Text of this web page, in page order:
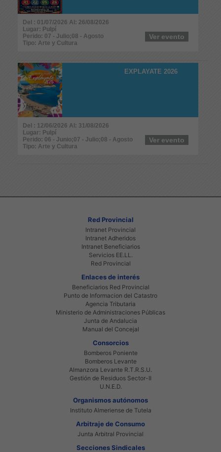
Del : 01/07/2026 Al: 26/08/2026
Lugar: Pulpí
Perido: 07 - Julio;08 - Agosto
Tipo: Arte y Cultura
Ver evento
EXPLAYATE 2026
Del : 12/06/2026 Al: 31/08/2026
Lugar: Pulpí
Perido: 06 - Junio;07 - Julio;08 - Agosto
Tipo: Arte y Cultura
Ver evento
Red Provincial
Intranet Provincial
Intranet Adheridos
Intranet Beneficiarios
Servicios EE.LL.
Red Provincial
Enlaces de interés
Beneficiarios Red Provincial
Punto de Informacion del Catastro
Agencia Tributaria
Ministerio de Administraciones Públicas
Junta de Andalucia
Manual del Concejal
Consorcios
Bomberos Poniente
Bomberos Levante
Almanzora Levante R.T.R.S.U.
Gestión de Residuos Sector-II
U.N.E.D.
Organismos autónomos
Instituto Almeriense de Tutela
Arbitraje de Consumo
Junta Arbitral Provincial
Secciones Sindicales